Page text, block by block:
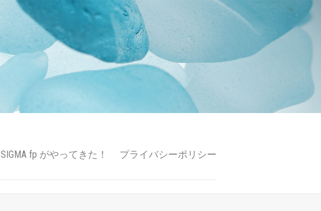
SIGMA fp がやってきた！ プライバシーポリシー